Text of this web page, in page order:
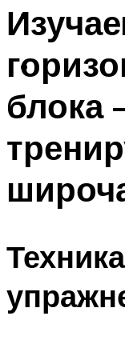
ФИТНЕС
МЕНЮ
блока